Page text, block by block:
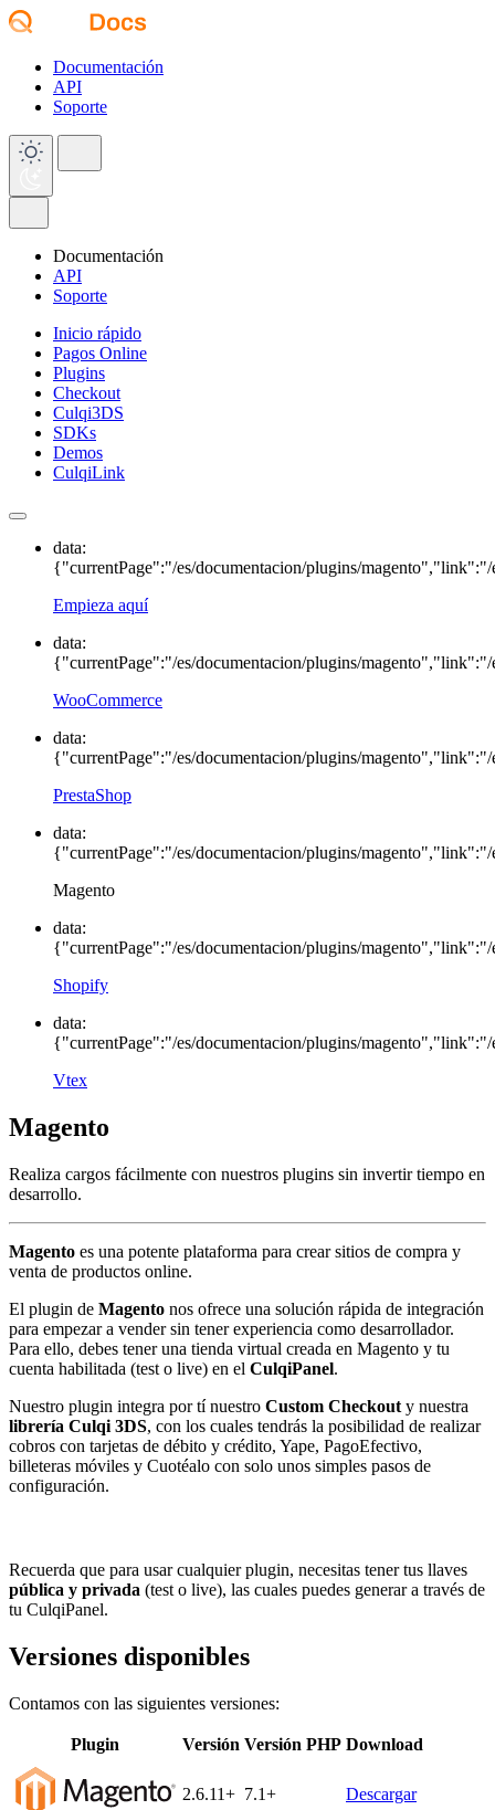
Documentación
API
Soporte
Documentación
API
Soporte
Inicio rápido
Pagos Online
Plugins
Checkout
Culqi3DS
SDKs
Demos
CulqiLink
data:
{"currentPage":"/es/documentacion/plugins/
Empieza aquí
data:
{"currentPage":"/es/documentacion/plugins/
WooCommerce
data:
{"currentPage":"/es/documentacion/plugins/
PrestaShop
data:
{"currentPage":"/es/documentacion/plugins/
Magento
data:
{"currentPage":"/es/documentacion/plugins/
Shopify
data:
{"currentPage":"/es/documentacion/plugins/
Vtex
Magento
Realiza cargos fácilmente con nuestros plugins sin invertir tiempo en
desarrollo.
Magento es una potente plataforma para crear sitios de compra y
venta de productos online.
El plugin de Magento nos ofrece una solución rápida de integración
para empezar a vender sin tener experiencia como desarrollador.
Para ello, debes tener una tienda virtual creada en Magento y tu
cuenta habilitada (test o live) en el CulqiPanel.
Nuestro plugin integra por tí nuestro Custom Checkout y nuestra
librería Culqi 3DS, con los cuales tendrás la posibilidad de realizar
cobros con tarjetas de débito y crédito, Yape, PagoEfectivo,
billeteras móviles y Cuotéalo con solo unos simples pasos de
configuración.
Recuerda que para usar cualquier plugin, necesitas tener tus llaves
pública y privada (test o live), las cuales puedes generar a través de
tu CulqiPanel.
Versiones disponibles
Contamos con las siguientes versiones:
Plugin Versión Versión PHP Download
2.6.11+ 7.1+ Descargar